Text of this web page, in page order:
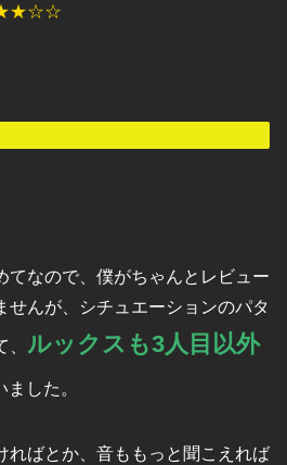
てなので、僕がちゃんとレビュー
せんが、シチュエーションのパタ
ルックスも3人目以外
ました。
ればとか、音ももっと聞こえれば